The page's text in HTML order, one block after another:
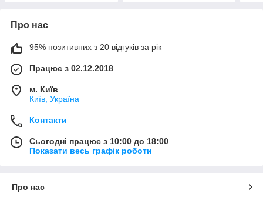
Про нас
95% позитивних з 20 відгуків за рік
Працює з 02.12.2018
м. Київ
Київ, Україна
Контакти
Сьогодні працює з 10:00 до 18:00
Показати весь графік роботи
Про нас